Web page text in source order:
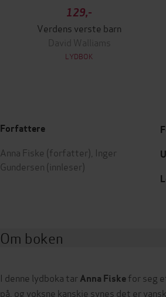
129,-
Verdens verste barn
David Walliams
LYDBOK
Forfattere
Anna Fiske (forfatter), Inger
Gundersen (innleser)
Om boken
I denne lydboka tarAnna Fiskefor seg
på, og voksne kanskje synes det er